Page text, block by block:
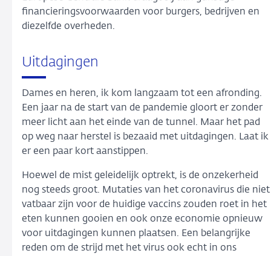
financieringsvoorwaarden voor burgers, bedrijven en
diezelfde overheden.
Uitdagingen
Dames en heren, ik kom langzaam tot een afronding.
Een jaar na de start van de pandemie gloort er zonder
meer licht aan het einde van de tunnel. Maar het pad
op weg naar herstel is bezaaid met uitdagingen. Laat ik
er een paar kort aanstippen.
Hoewel de mist geleidelijk optrekt, is de onzekerheid
nog steeds groot. Mutaties van het coronavirus die niet
vatbaar zijn voor de huidige vaccins zouden roet in het
eten kunnen gooien en ook onze economie opnieuw
voor uitdagingen kunnen plaatsen. Een belangrijke
reden om de strijd met het virus ook echt in ons